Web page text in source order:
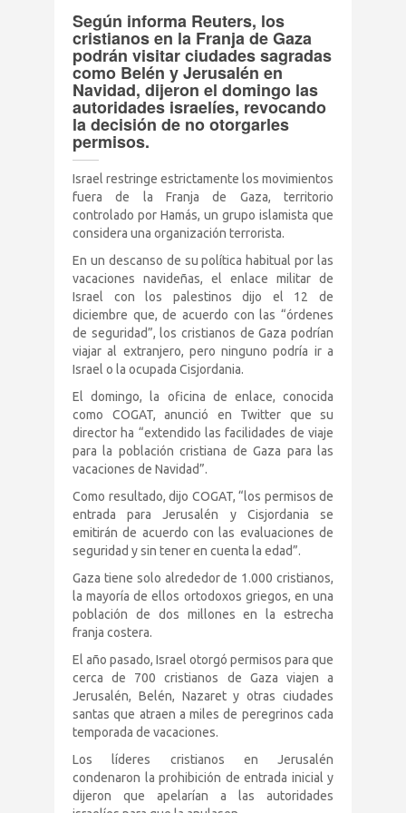
Terrorismo Israelense
AÇÕES
Clube Brasil Palestina
Doe
Eventos
Junte-se a nós
PUBLICAÇÕES
CONTATO
Según informa Reuters, los
cristianos en la Franja de Gaza
podrán visitar ciudades sagradas
como Belén y Jerusalén en
Navidad, dijeron el domingo las
autoridades israelíes, revocando
la decisión de no otorgarles
permisos.
Israel restringe estrictamente los movimientos
fuera de la Franja de Gaza, territorio
controlado por Hamás, un grupo islamista que
considera una organización terrorista.
En un descanso de su política habitual por las
vacaciones navideñas, el enlace militar de
Israel con los palestinos dijo el 12 de
diciembre que, de acuerdo con las “órdenes
de seguridad”, los cristianos de Gaza podrían
viajar al extranjero, pero ninguno podría ir a
Israel o la ocupada Cisjordania.
El domingo, la oficina de enlace, conocida
como COGAT, anunció en Twitter que su
director ha “extendido las facilidades de viaje
para la población cristiana de Gaza para las
vacaciones de Navidad”.
Como resultado, dijo COGAT, “los permisos de
entrada para Jerusalén y Cisjordania se
emitirán de acuerdo con las evaluaciones de
seguridad y sin tener en cuenta la edad”.
Gaza tiene solo alrededor de 1.000 cristianos,
la mayoría de ellos ortodoxos griegos, en una
población de dos millones en la estrecha
franja costera.
El año pasado, Israel otorgó permisos para que
cerca de 700 cristianos de Gaza viajen a
Jerusalén, Belén, Nazaret y otras ciudades
santas que atraen a miles de peregrinos cada
temporada de vacaciones.
Los líderes cristianos en Jerusalén
condenaron la prohibición de entrada inicial y
dijeron que apelarían a las autoridades